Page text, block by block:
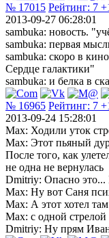
№ 17015 Рейтинг: 7
2013-09-27 06:28:01
sambuka: новость.
sambuka: первая
sambuka: скоро в
Сердце галактики"
sambuka: и белка в
№ 16965 Рейтинг: 7
2013-09-24 15:28:01
Max: Ходили уток
Max: Этот пьяный
После того, как
не одна не вернулась
Dmitriy: Опасно это...
Max: Ну вот Саня
Max: А этот хотел
Max: с одной стрелой
Dmitriy: Ну прям